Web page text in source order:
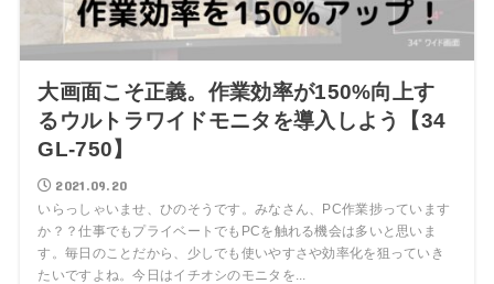
大画面こそ正義。作業効率が150%向上す
るウルトラワイドモニタを導入しよう【34
GL-750】
2021.09.20
いらっしゃいませ、ひのそうです。みなさん、PC作業捗っています
か？？仕事でもプライベートでもPCを触れる機会は多いと思いま
す。毎日のことだから、少しでも使いやすさや効率化を狙っていき
たいですよね。今日はイチオシのモニタを...